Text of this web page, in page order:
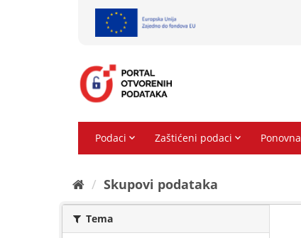
Skupovi podаtаkа
Tema